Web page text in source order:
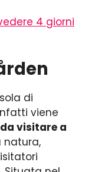
4 giorni
di
viene
visitare a
natura,